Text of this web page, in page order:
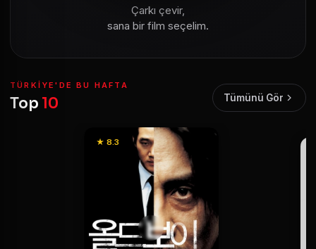
Çarkı çevir,
sana bir film seçelim.
TÜRKIYE'DE BU HAFTA
Top 10 Tümünü Gör
★ 8.3